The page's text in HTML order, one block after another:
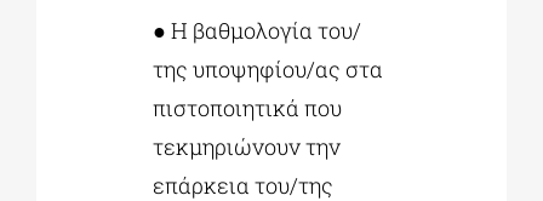
● Η βαθμολογία του/
της υποψηφίου/ας στα
πιστοποιητικά που
τεκμηριώνουν την
επάρκεια του/της